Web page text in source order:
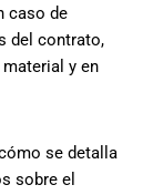
caso de
del contrato,
y en
se detalla
sobre el